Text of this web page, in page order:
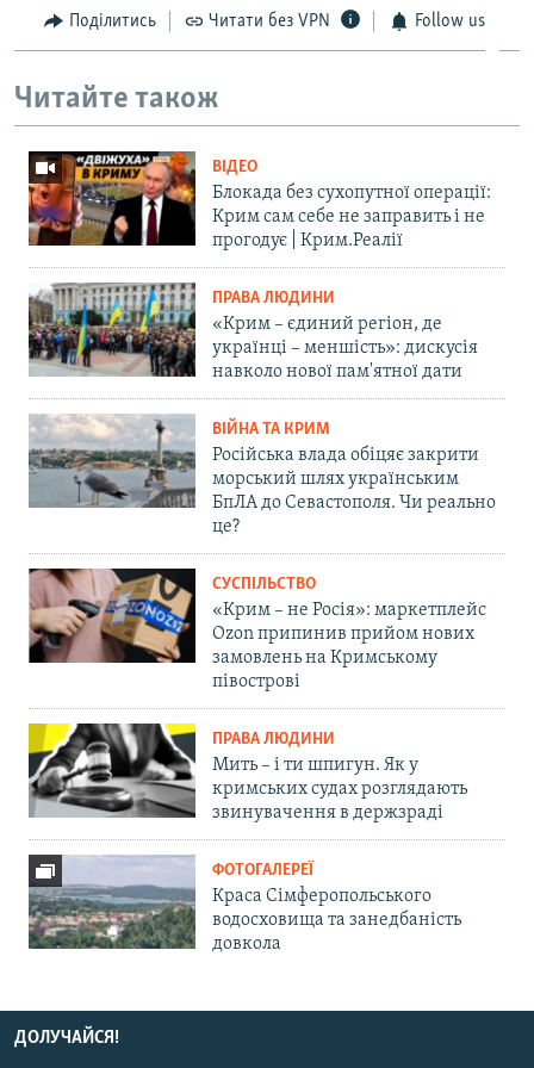
Поділитись Читати без VPN Follow us
Читайте також
ВІДЕО
Блокада без сухопутної операції:
Крим сам себе не заправить і не
прогодує | Крим.Реалії
ПРАВА ЛЮДИНИ
«Крим – єдиний регіон, де
українці – меншість»: дискусія
навколо нової пам'ятної дати
ВІЙНА ТА КРИМ
Російська влада обіцяє закрити
морський шлях українським
БпЛА до Севастополя. Чи реально
це?
СУСПІЛЬСТВО
«Крим – не Росія»: маркетплейс
Ozon припинив прийом нових
замовлень на Кримському
півострові
ПРАВА ЛЮДИНИ
Мить – і ти шпигун. Як у
кримських судах розглядають
звинувачення в держзраді
ФОТОГАЛЕРЕЇ
Краса Сімферопольського
водосховища та занедбаність
довкола
ДОЛУЧАЙСЯ!